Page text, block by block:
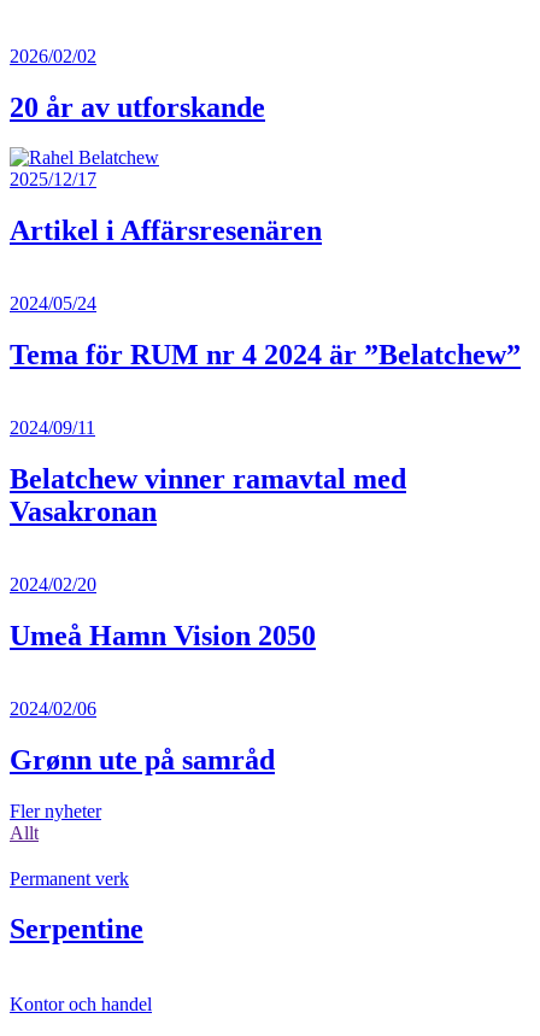
2026/02/02
20 år av utforskande
2025/12/17
Artikel i Affärsresenären
2024/05/24
Tema för RUM nr 4 2024 är ”Belatchew”
2024/09/11
Belatchew vinner ramavtal med
Vasakronan
2024/02/20
Umeå Hamn Vision 2050
2024/02/06
Grønn ute på samråd
Fler nyheter
Allt
Permanent verk
Serpentine
Kontor och handel